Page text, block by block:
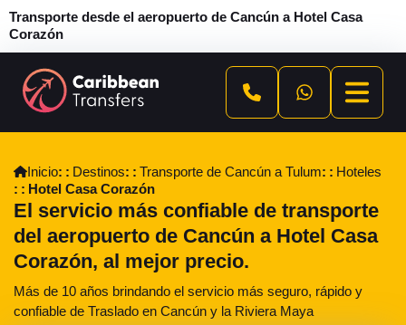
Transporte desde el aeropuerto de Cancún a Hotel Casa
Corazón
Inicio Destinos Transporte de Cancún a Tulum
Hoteles
Hotel Casa Corazón
El servicio más confiable de transporte
del aeropuerto de Cancún a Hotel Casa
Corazón, al mejor precio.
Más de 10 años brindando el servicio más seguro, rápido y
confiable de Traslado en Cancún y la Riviera Maya